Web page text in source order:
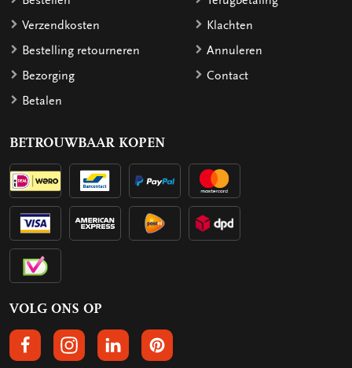
Verzendkosten
Bestelling retourneren
Bezorging
Betalen
Klachten
Annuleren
Contact
BETROUWBAAR KOPEN
VOLG ONS OP
VOLGS ONS OP FACEBOOK
VOLG ONS OP INSTAGRAM
VOLG ONS OP LINKEDIN
VOLG ONS OP PINTEREST